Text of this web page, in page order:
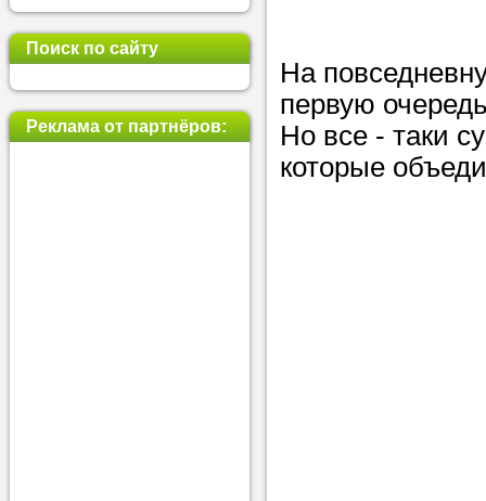
Или найдите
нашей базе
используя
Поиск по сайту
Реклама от партнёров:
На
первую
Но все - таки
которые